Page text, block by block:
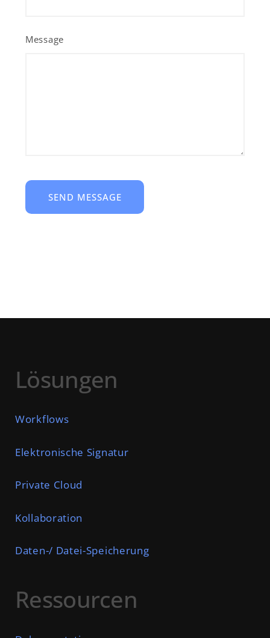
Message
SEND MESSAGE
Lösungen
Workflows
Elektronische Signatur
Private Cloud
Kollaboration
Daten-/ Datei-Speicherung
Ressourcen